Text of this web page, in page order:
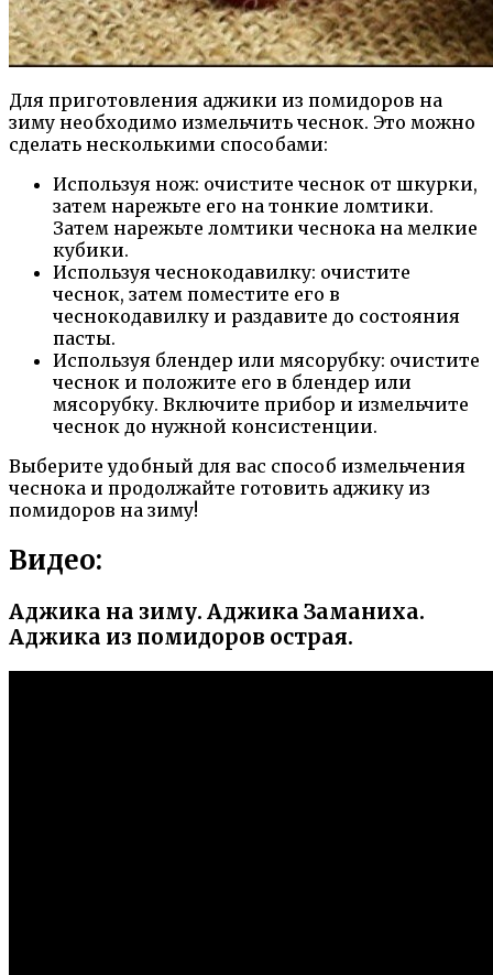
Для приготовления аджики из помидоров на
зиму необходимо измельчить чеснок. Это можно
сделать несколькими способами:
Используя нож: очистите чеснок от шкурки,
затем нарежьте его на тонкие ломтики.
Затем нарежьте ломтики чеснока на мелкие
кубики.
Используя чеснокодавилку: очистите
чеснок, затем поместите его в
чеснокодавилку и раздавите до состояния
пасты.
Используя блендер или мясорубку: очистите
чеснок и положите его в блендер или
мясорубку. Включите прибор и измельчите
чеснок до нужной консистенции.
Выберите удобный для вас способ измельчения
чеснока и продолжайте готовить аджику из
помидоров на зиму!
Видео:
Аджика на зиму. Аджика Заманиха.
Аджика из помидоров острая.